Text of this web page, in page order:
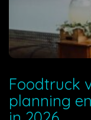
Foodtruck
planning